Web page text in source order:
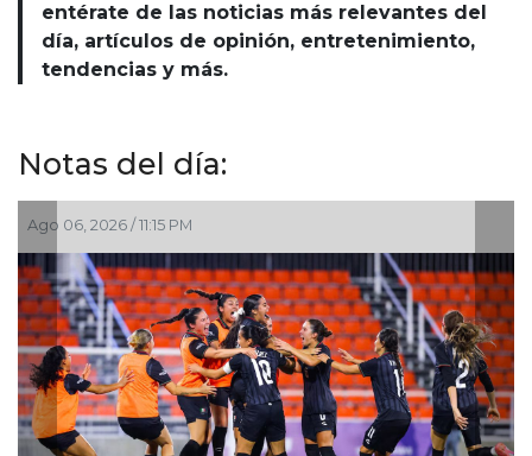
entérate de las noticias más relevantes del
día, artículos de opinión, entretenimiento,
tendencias y más.
Notas del día:
Ago 06, 2026 / 11:15 PM